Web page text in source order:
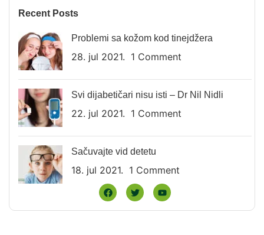
Recent Posts
Problemi sa kožom kod tinejdžera
28. jul 2021. 1 Comment
Svi dijabetičari nisu isti – Dr Nil Nidli
22. jul 2021. 1 Comment
Sačuvajte vid detetu
18. jul 2021. 1 Comment